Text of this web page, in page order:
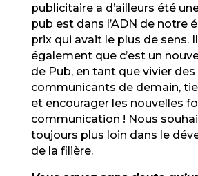
publicitaire a d’ailleurs été
pub est dans l’ADN de notre
prix qui avait le plus de sens.
également que c’est un
de Pub, en tant que vivier des
communicants de demain,
et encourager les nouvelles
communication ! Nous
toujours plus loin dans le
de la filière.